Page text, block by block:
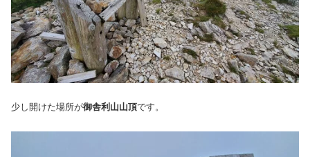
少し開けた場所が御舎利山山頂です。